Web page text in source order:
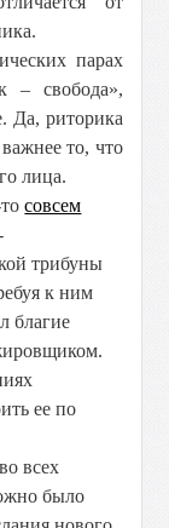
парах
– свобода»,
Да, риторика
то, что
лица.
тосовсем
трибуны
к ним
благие
ее по
всех
было